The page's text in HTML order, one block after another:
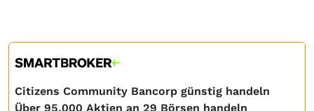
Citizens Community Bancorp günstig handeln
Über 95.000 Aktien an 29 Börsen handeln